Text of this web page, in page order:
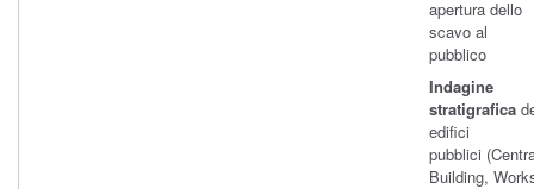
apertura dello
scavo al
pubblico
Indagine
stratigrafica
edifici
pubblici
Building,